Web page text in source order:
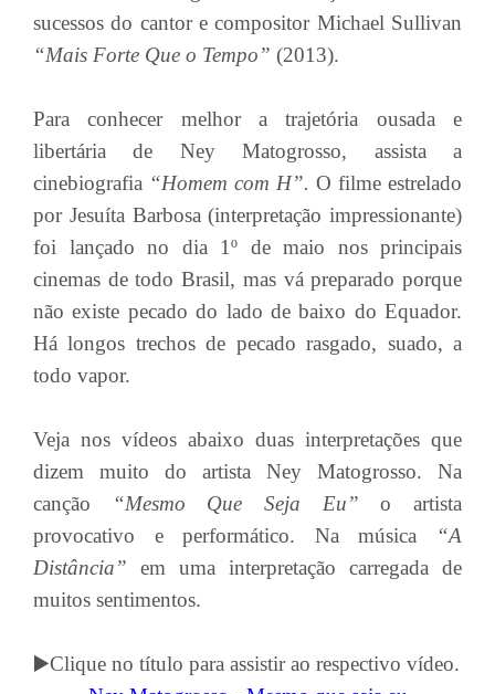
sucessos do cantor e compositor Michael Sullivan
“Mais Forte Que o Tempo” (2013).
Para conhecer melhor a trajetória ousada e
libertária de Ney Matogrosso, assista a
cinebiografia “Homem com H”. O filme estrelado
por Jesuíta Barbosa (interpretação impressionante)
foi lançado no dia 1º de maio nos principais
cinemas de todo Brasil, mas vá preparado porque
não existe pecado do lado de baixo do Equador.
Há longos trechos de pecado rasgado, suado, a
todo vapor.
Veja nos vídeos abaixo duas interpretações que
dizem muito do artista Ney Matogrosso. Na
canção
“Mesmo Que Seja Eu” o artista
provocativo e performático. Na música “A
Distância” em uma interpretação carregada de
muitos sentimentos.
▶️Clique no título para assistir ao respectivo vídeo.